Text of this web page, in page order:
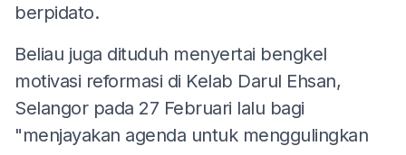
berpidato.
Beliau juga dituduh menyertai bengkel
motivasi reformasi di Kelab Darul Ehsan,
Selangor pada 27 Februari lalu bagi
"menjayakan agenda untuk menggulingkan